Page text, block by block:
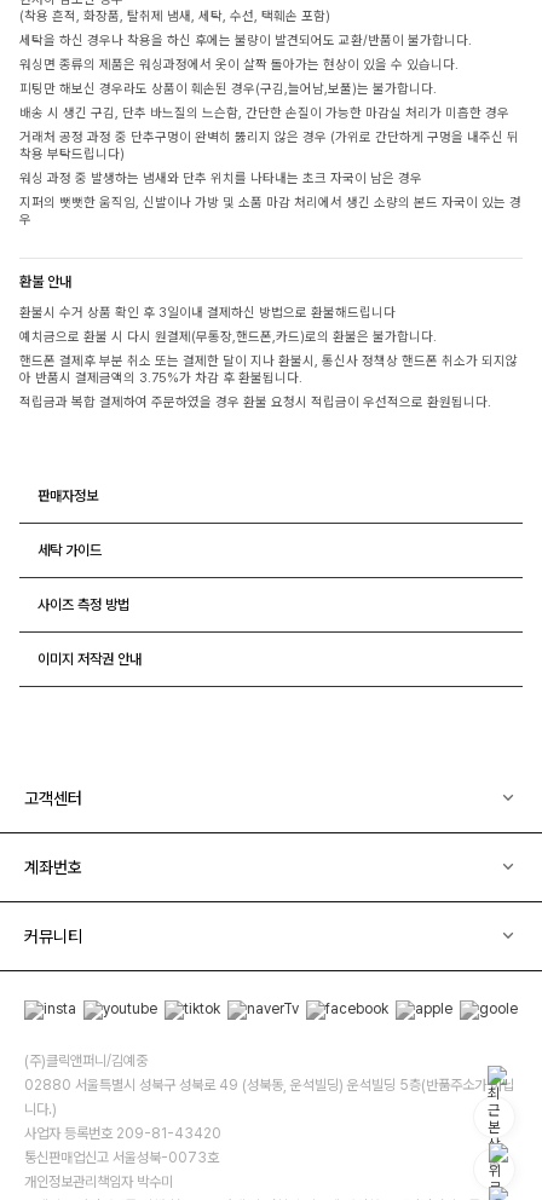
(착용 흔적, 화장품, 탈취제 냄새, 세탁, 수선, 택훼손 포함)
세탁을 하신 경우나 착용을 하신 후에는 불량이 발견되어도 교환/반품이 불가합니다.
워싱면 종류의 제품은 워싱과정에서 옷이 살짝 돌아가는 현상이 있을 수 있습니다.
피팅만 해보신 경우라도 상품이 훼손된 경우(구김,늘어남,보풀)는 불가합니다.
배송 시 생긴 구김, 단추 바느질의 느슨함, 간단한 손질이 가능한 마감실 처리가 미흡한 경우
거래처 공정 과정 중 단추구멍이 완벽히 뚫리지 않은 경우 (가위로 간단하게 구멍을 내주신 뒤
착용 부탁드립니다)
워싱 과정 중 발생하는 냄새와 단추 위치를 나타내는 초크 자국이 남은 경우
지퍼의 뻣뻣한 움직임, 신발이나 가방 및 소품 마감 처리에서 생긴 소량의 본드 자국이 있는 경
우
환불 안내
환불시 수거 상품 확인 후 3일이내 결제하신 방법으로 환불해드립니다
예치금으로 환불 시 다시 원결제(무통장,핸드폰,카드)로의 환불은 불가합니다.
핸드폰 결제후 부분 취소 또는 결제한 달이 지나 환불시, 통신사 정책상 핸드폰 취소가 되지않
아 반품시 결제금액의 3.75%가 차감 후 환불됩니다.
적립금과 복합 결제하여 주문하였을 경우 환불 요청시 적립금이 우선적으로 환원됩니다.
판매자정보
세탁 가이드
사이즈 측정 방법
이미지 저작권 안내
고객센터
계좌번호
커뮤니티
(주)클릭앤퍼니/김예중
02880 서울특별시 성북구 성북로 49 (성북동, 운석빌딩) 운석빌딩 5층(반품주소가 아닙
니다.)
사업자 등록번호 209-81-43420
통신판매업신고 서울성북-0073호
개인정보관리책임자 박수미